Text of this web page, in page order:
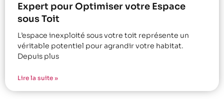
Expert pour Optimiser votre Espace
sous Toit
L’espace inexploité sous votre toit représente un
véritable potentiel pour agrandir votre habitat.
Depuis plus
Lire la suite »